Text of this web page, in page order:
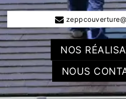
NOS
NOUS